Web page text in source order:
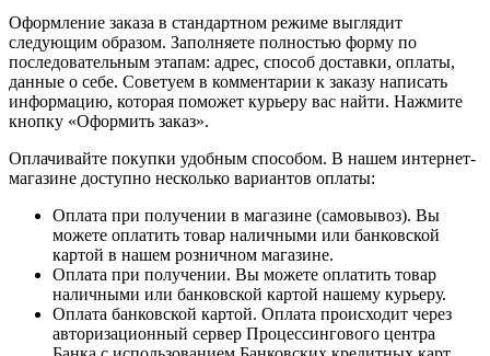
Оформление заказа в стандартном режиме выглядит
следующим образом. Заполняете полностью форму по
последовательным этапам: адрес, способ доставки, оплаты,
данные о себе. Советуем в комментарии к заказу написать
информацию, которая поможет курьеру вас найти. Нажмите
кнопку «Оформить заказ».
Оплачивайте покупки удобным способом. В нашем интернет-
магазине доступно несколько вариантов оплаты:
Оплата при получении в магазине (самовывоз). Вы
можете оплатить товар наличными или банковской
картой в нашем розничном магазине.
Оплата при получении. Вы можете оплатить товар
наличными или банковской картой нашему курьеру.
Оплата банковской картой. Оплата происходит через
авторизационный сервер Процессингового центра